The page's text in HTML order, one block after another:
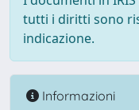
tutti i diritti sono
indicazione.
Informazioni